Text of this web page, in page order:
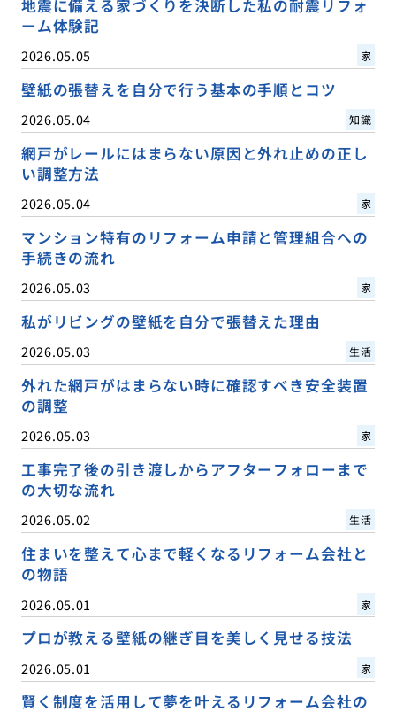
地震に備える家づくりを決断した私の耐震リフォ
ーム体験記
2026.05.05 家
壁紙の張替えを自分で行う基本の手順とコツ
2026.05.04 知識
網戸がレールにはまらない原因と外れ止めの正し
い調整方法
2026.05.04 家
マンション特有のリフォーム申請と管理組合への
手続きの流れ
2026.05.03 家
私がリビングの壁紙を自分で張替えた理由
2026.05.03 生活
外れた網戸がはまらない時に確認すべき安全装置
の調整
2026.05.03 家
工事完了後の引き渡しからアフターフォローまで
の大切な流れ
2026.05.02 生活
住まいを整えて心まで軽くなるリフォーム会社と
の物語
2026.05.01 家
プロが教える壁紙の継ぎ目を美しく見せる技法
2026.05.01 家
賢く制度を活用して夢を叶えるリフォーム会社の